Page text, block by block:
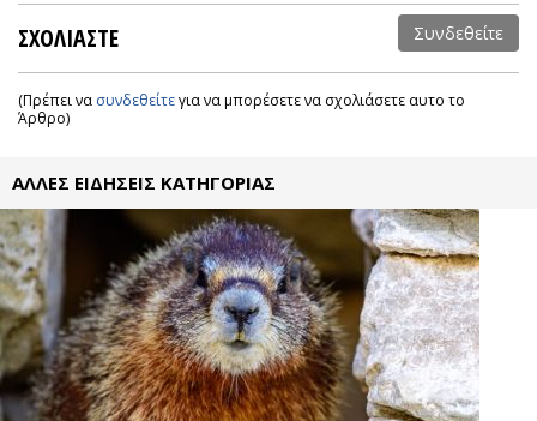
ΣΧΟΛΙΑΣΤΕ Συνδεθείτε
(Πρέπει να συνδεθείτεγια να μπορέσετε να σχολιάσετε αυτο το
Άρθρο)
ΑΛΛΕΣ ΕΙΔΗΣΕΙΣ ΚΑΤΗΓΟΡΙΑΣ